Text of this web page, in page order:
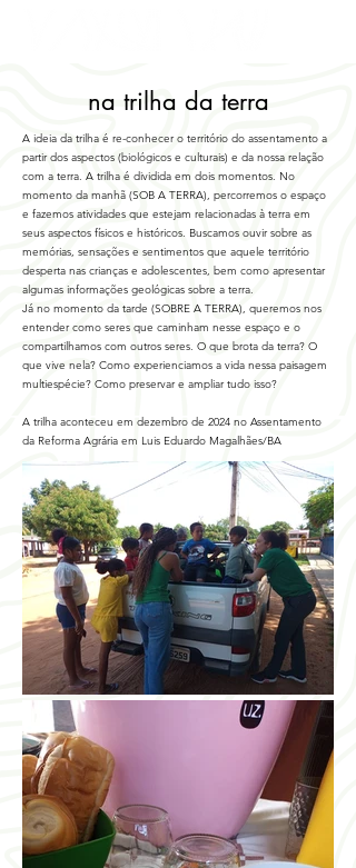
na trilha da terra
A ideia da trilha é re-conhecer o território do assentamento a
partir dos aspectos (biológicos e culturais) e da nossa relação
com a terra. A trilha é dividida em dois momentos. No
momento da manhã (SOB A TERRA), percorremos o espaço
e fazemos atividades que estejam relacionadas à terra em
seus aspectos físicos e históricos. Buscamos ouvir sobre as
memórias, sensações e sentimentos que aquele território
desperta nas crianças e adolescentes, bem como apresentar
algumas informações geológicas sobre a terra.
Já no momento da tarde (SOBRE A TERRA), queremos nos
entender como seres que caminham nesse espaço e o
compartilhamos com outros seres. O que brota da terra? O
que vive nela? Como experienciamos a vida nessa paisagem
multiespécie? Como preservar e ampliar tudo isso?
A trilha aconteceu em dezembro de 2024 no Assentamento
da Reforma Agrária em Luis Eduardo Magalhães/BA